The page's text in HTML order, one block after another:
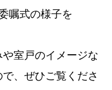
嘱式の様子を
室戸のイメージな
、ぜひご覧くださ